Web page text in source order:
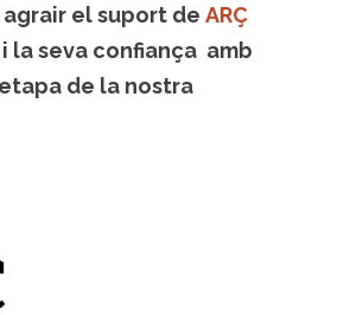
agrair el suport de ARÇ
i la seva confiança amb
de la nostra